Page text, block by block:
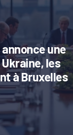
une
les
à Bruxelles